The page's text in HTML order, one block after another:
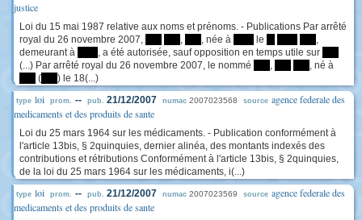
justice
Loi du 15 mai 1987 relative aux noms et prénoms. - Publications Par arrêté
royal du 26 novembre 2007,
, , née à le
,
demeurant à
, a été autorisée, sauf opposition en temps utile sur
(...) Par arrêté royal du 26 novembre 2007, le nommé
,
, né à
( ) le 18(...)
type loi prom. -- pub. 21/12/2007 numac 2007023568 source agence federale des
medicaments et des produits de sante
Loi du 25 mars 1964 sur les médicaments. - Publication conformément à
l'article 13bis, § 2quinquies, dernier alinéa, des montants indexés des
contributions et rétributions Conformément à l'article 13bis, § 2quinquies,
de la loi du 25 mars 1964 sur les médicaments, i(...)
type loi prom. -- pub. 21/12/2007 numac 2007023569 source agence federale des
medicaments et des produits de sante